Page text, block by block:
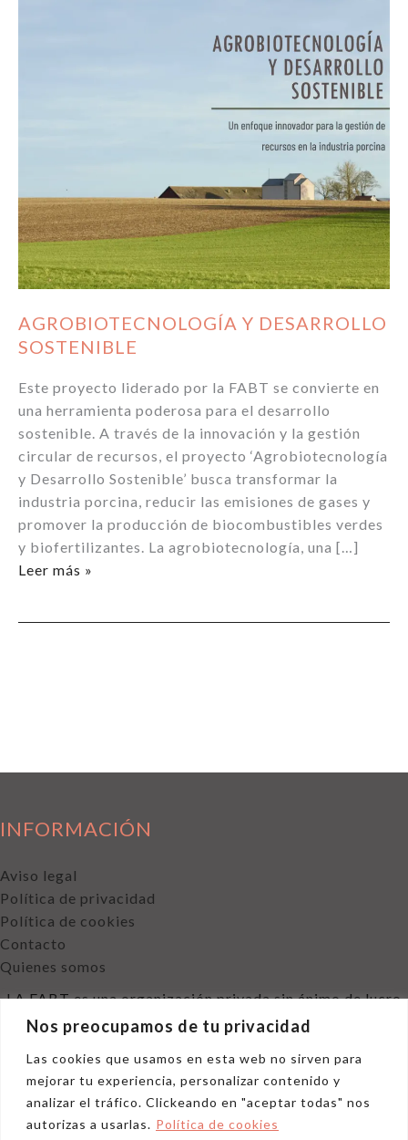
Nos preocupamos de tu privacidad
Las cookies que usamos en esta web no sirven para
mejorar tu experiencia, personalizar contenido y
analizar el tráfico. Clickeando en "aceptar todas" nos
autorizas a usarlas. Política de cookies
AGROBIOTECNOLOGÍA Y DESARROLLO
SOSTENIBLE
Este proyecto liderado por la FABT se convierte en
una herramienta poderosa para el desarrollo
sostenible. A través de la innovación y la gestión
circular de recursos, el proyecto ‘Agrobiotecnología
y Desarrollo Sostenible’ busca transformar la
industria porcina, reducir las emisiones de gases y
promover la producción de biocombustibles verdes
y biofertilizantes. La agrobiotecnología, una […]
AGROBIOTECNOLOGÍA
Leer más »
INFORMACIÓN
Aviso legal
Política de privacidad
Política de cookies
Contacto
Quienes somos
LA FABT es una organización privada sin ánimo de lucro
declarada de utilidad pública.